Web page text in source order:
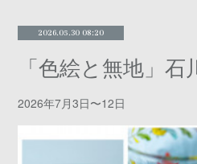
2026.05.30 08:20
2026年7月3日〜12日